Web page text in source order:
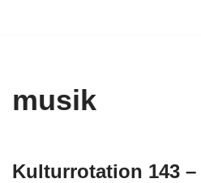
musik
Kulturrotation 143 –